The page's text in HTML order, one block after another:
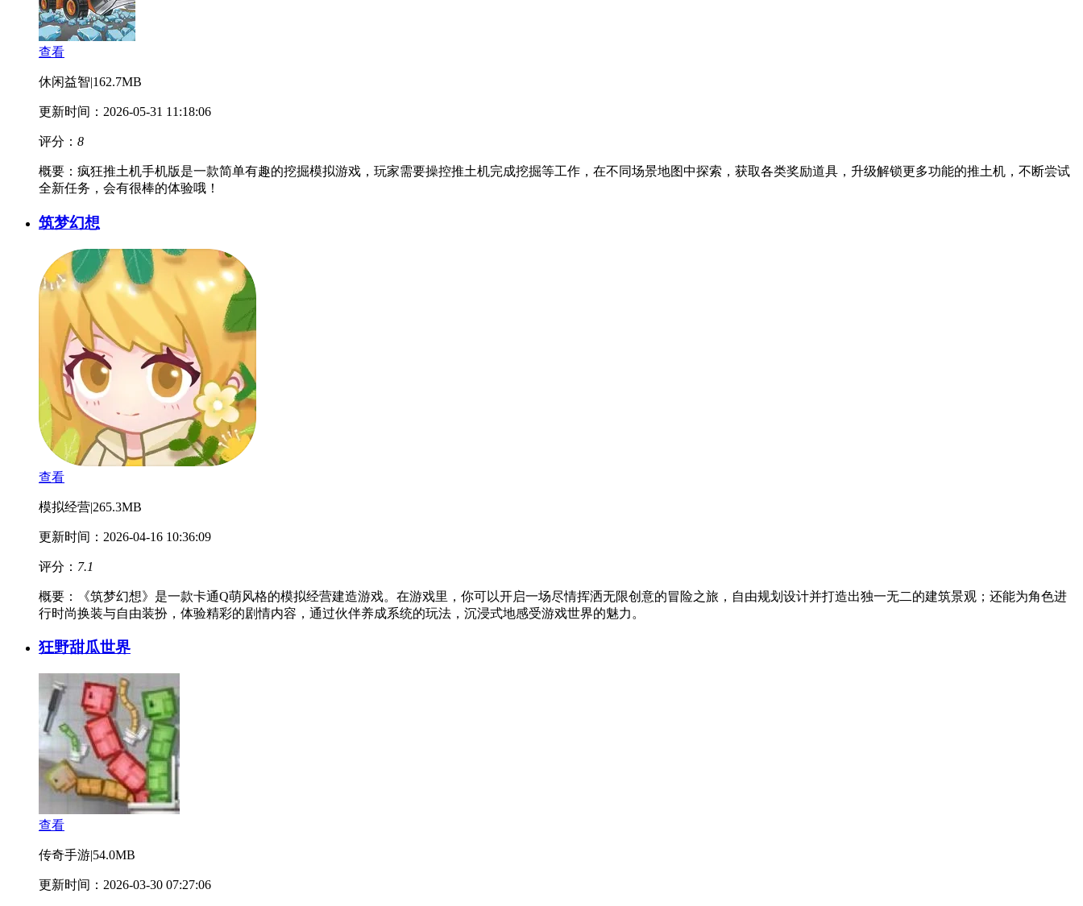
查看
休闲益智|162.7MB
更新时间：2026-05-31 11:18:06
评分： 8
概要： 疯狂推土机手机版是一款简单有趣的挖掘模拟游戏，玩家需要操控推土机完成挖掘等工作，在不同场景地图中探索，获取各类奖励道具，升级解锁更多功能的推土机，不断尝试
全新任务，会有很棒的体验哦！
筑梦幻想
查看
模拟经营|265.3MB
更新时间：2026-04-16 10:36:09
评分： 7.1
概要：
《筑梦幻想》是一款卡通Q萌风格的模拟经营建造游戏。在游戏里，你可以开启一场尽情挥洒无限创意的冒险之旅，自由规划设计并打造出独一无二的建筑景观；还能为角色进
行时尚换装与自由装扮，体验精彩的剧情内容，通过伙伴养成系统的玩法，沉浸式地感受游戏世界的魅力。
狂野甜瓜世界
查看
传奇手游|54.0MB
更新时间：2026-03-30 07:27:06